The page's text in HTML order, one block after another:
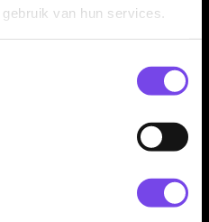
van hun services.
met een complete
32 gram